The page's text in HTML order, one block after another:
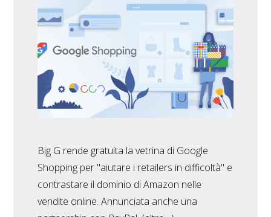
Big G rende gratuita la vetrina di Google
Shopping per "aiutare i retailers in difficoltà" e
contrastare il dominio di Amazon nelle
vendite online. Annunciata anche una